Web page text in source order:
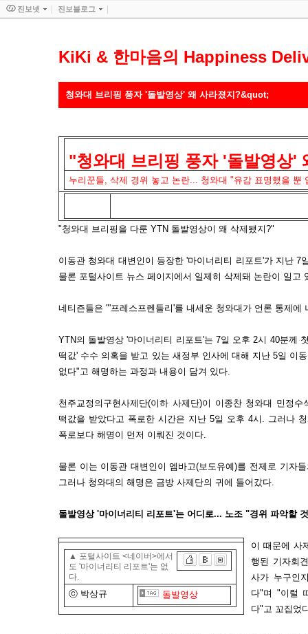
KiKi & 한마음의 Happiness
청와대 브리핑 풍자 '돌발영상' 왜 사라졌지?&quot;
"청와대 브리핑 풍자 '돌발영상'
누리꾼들, 삭제 경위 놓고 논란... 청와대 "유감 표명했을 뿐
"청와대 브리핑을 다룬 YTN 돌발영상이 왜 삭제됐지?"
이동관 청와대 대변인이 등장한'마이너리티 리포트'가 지난 7
물론 포털사이트 뉴스 페이지에서 일제히 삭제돼 논란이 일고
네티즌들은 "'프레스프렌들리'를 내세운 청와대가 언론 통제
YTN의 돌발영상 '마이너리티 리포트'는 7일 오후 2시 40분께
떡값' 수수 의혹을 받고 있는 새정부 인사에 대해 지난 5일 이
없다"고 해명하는 과정과 내용이 담겨 있다.
천주교정의구현사제단(이하 사제단)이 이종찬 청와대 민정
떡값을 받았다고 폭로한 시간은 지난 5일 오후 4시. 그러나
폭로보다 해명이 먼저 이뤄진 것이다.
물론 이는 이동관 대변인이 엠바고(보도유예)를 전제로 기자
그러나 청와대의 해명은 금방 사제단의 귀에 들어갔다.
돌발영상 '마이너리티 리포트'는 어디로... 노조 "경위 파악할
▲ 포털사이트 <네이버>에서
도 '마이너리티 리포트'는 없
다.
ⓒ 박상규 돌발영상
이 때문에 사
행된 기자회
사가 누구인
다"며 "이럴
다"고 꼬집었
진보넷 진보블로그